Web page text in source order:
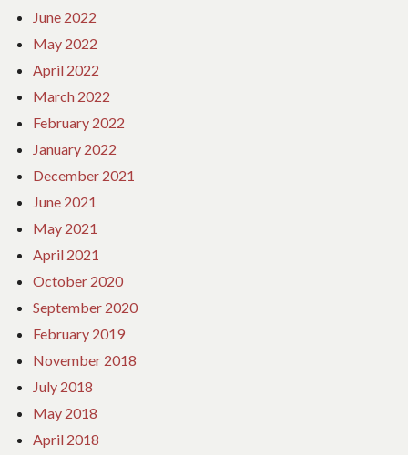
June 2022
May 2022
April 2022
March 2022
February 2022
January 2022
December 2021
June 2021
May 2021
April 2021
October 2020
September 2020
February 2019
November 2018
July 2018
May 2018
April 2018